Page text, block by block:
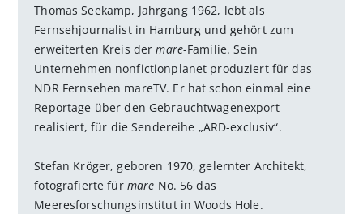
Thomas Seekamp, Jahrgang 1962, lebt als
Fernsehjournalist in Hamburg und gehört zum
erweiterten Kreis dermare-Familie. Sein
Unternehmen nonfictionplanet produziert für das
NDR Fernsehen mareTV. Er hat schon einmal eine
Reportage über den Gebrauchtwagenexport
realisiert, für die Sendereihe „ARD-exclusiv“.
Stefan Kröger, geboren 1970, gelernter Architekt,
fotografierte für mare No. 56 das
Meeresforschungsinstitut in Woods Hole.